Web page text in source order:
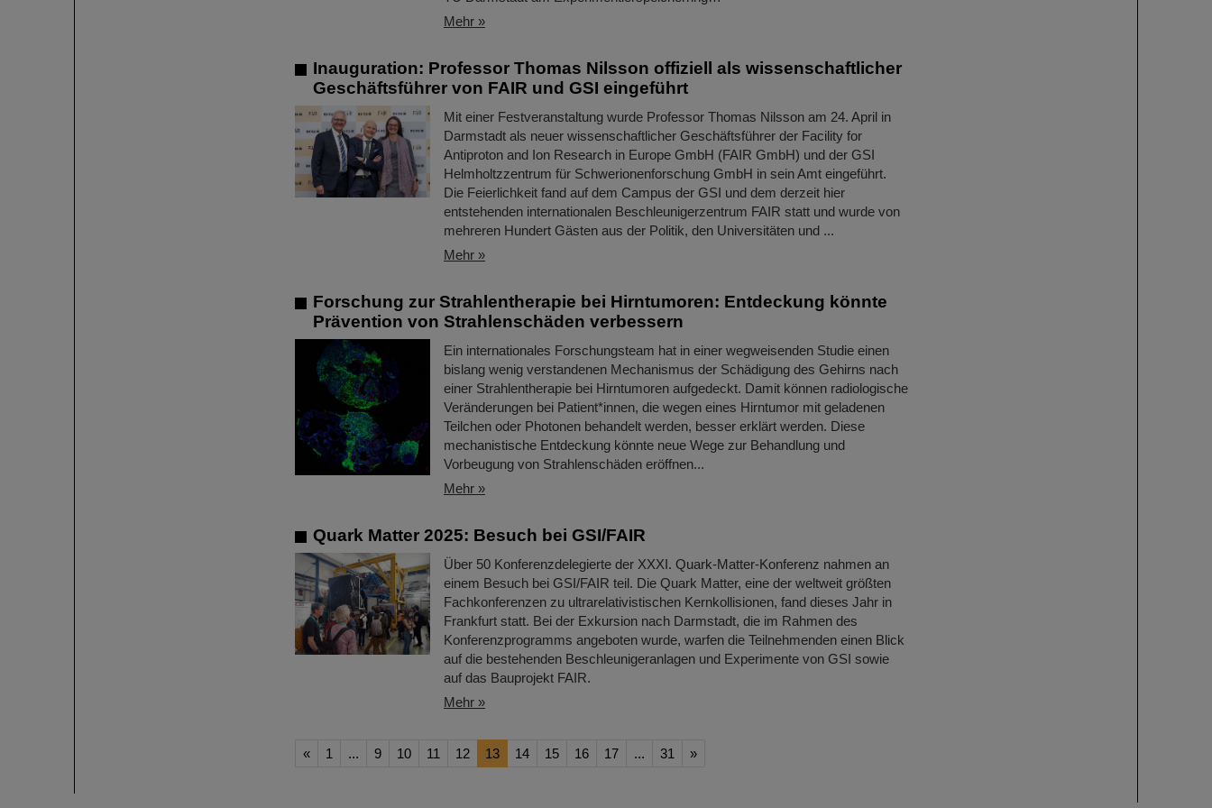
Mehr »
Inauguration: Professor Thomas Nilsson offiziell als wissenschaftlicher
Geschäftsführer von FAIR und GSI eingeführt
Mit einer Festveranstaltung wurde Professor Thomas Nilsson am 24. April in
Darmstadt als neuer wissenschaftlicher Geschäftsführer der Facility for
Antiproton and Ion Research in Europe GmbH (FAIR GmbH) und der GSI
Helmholtzzentrum für Schwerionenforschung GmbH in sein Amt eingeführt.
Die Feierlichkeit fand auf dem Campus der GSI und dem derzeit hier
entstehenden internationalen Beschleunigerzentrum FAIR statt und wurde von
mehreren Hundert Gästen aus der Politik, den Universitäten und ...
Mehr »
Forschung zur Strahlentherapie bei Hirntumoren: Entdeckung könnte
Prävention von Strahlenschäden verbessern
Ein internationales Forschungsteam hat in einer wegweisenden Studie einen
bislang wenig verstandenen Mechanismus der Schädigung des Gehirns nach
einer Strahlentherapie bei Hirntumoren aufgedeckt. Damit können radiologische
Veränderungen bei Patient*innen, die wegen eines Hirntumor mit geladenen
Teilchen oder Photonen behandelt werden, besser erklärt werden. Diese
mechanistische Entdeckung könnte neue Wege zur Behandlung und
Vorbeugung von Strahlenschäden eröffnen...
Mehr »
Quark Matter 2025: Besuch bei GSI/FAIR
Über 50 Konferenzdelegierte der XXXI. Quark-Matter-Konferenz nahmen an
einem Besuch bei GSI/FAIR teil. Die Quark Matter, eine der weltweit größten
Fachkonferenzen zu ultrarelativistischen Kernkollisionen, fand dieses Jahr in
Frankfurt statt. Bei der Exkursion nach Darmstadt, die im Rahmen des
Konferenzprogramms angeboten wurde, warfen die Teilnehmenden einen Blick
auf die bestehenden Beschleunigeranlagen und Experimente von GSI sowie
auf das Bauprojekt FAIR.
Mehr »
« 1 ... 9 10 11 12 13 14 15 16 17 ... 31 »